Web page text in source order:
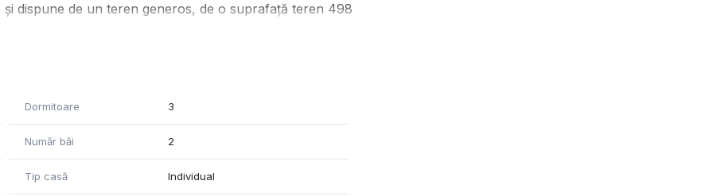
dispune de un teren generos, de o suprafață teren 498
2 băi.
de interes ale orașului.
la dispoziție!
proprietar. Agentia nu isi asuma responsabilitatea
informatiile prezentate.
Dormitoare 3
Număr băi 2
Tip casă Individual